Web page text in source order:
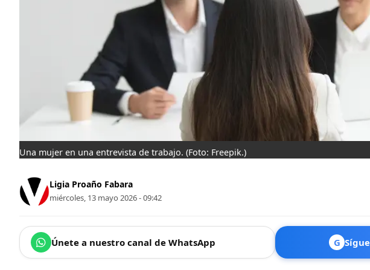
Una mujer en una entrevista de trabajo. (Foto: Freepik.)
Ligia Proaño Fabara
miércoles, 13 mayo 2026 - 09:42
Únete a nuestro canal de WhatsApp G